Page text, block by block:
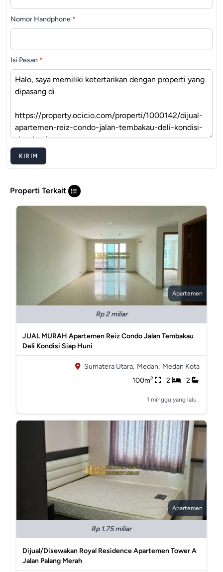
Nomor Handphone *
Isi Pesan *
KIRIM
Properti Terkait
Apartemen
Rp 2 miliar
JUAL MURAH Apartemen Reiz Condo Jalan Tembakau
Deli Kondisi Siap Huni
Sumatera Utara, Medan, Medan Kota
100m2 2 2
1 minggu yang lalu
Apartemen
Rp 1.75 miliar
Dijual/Disewakan Royal Residence Apartemen Tower A
Jalan Palang Merah